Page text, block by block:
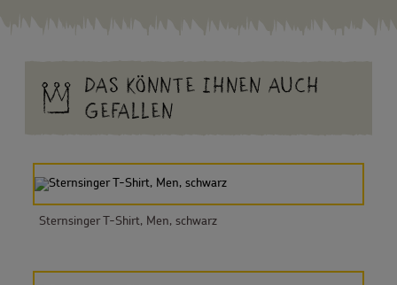
DAS KÖNNTE IHNEN AUCH
GEFALLEN
Sternsinger T-Shirt, Men, schwarz